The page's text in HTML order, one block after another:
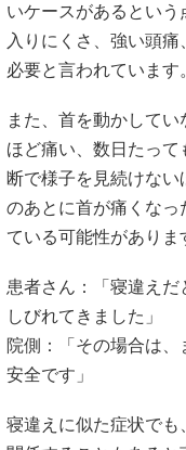
いケースがあるとい
入りにくさ、強い頭
必要と言われています
また、首を動かして
ほど痛い、数日たって
断で様子を見続けな
のあとに首が痛くな
ている可能性がありま
患者さん：「寝違え
しびれてきました」
院側：「その場合は
安全です」
寝違えに似た症状で